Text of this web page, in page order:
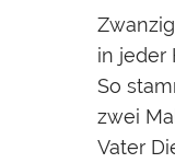
in jeder
So
zwei
Vater